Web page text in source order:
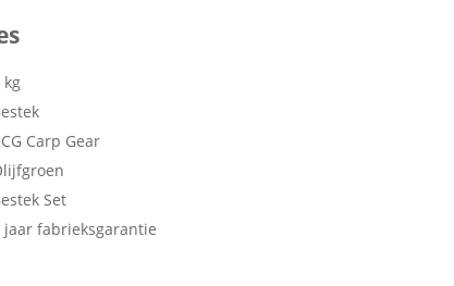
kg
Carp Gear
Set
jaar fabrieksgarantie